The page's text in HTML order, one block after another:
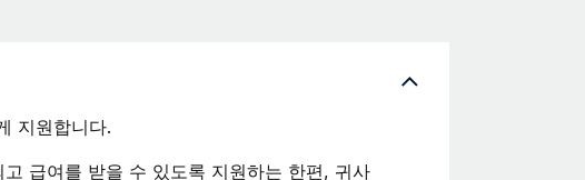
지원합니다.
급여를 받을 수 있도록 지원하는 한편, 귀사